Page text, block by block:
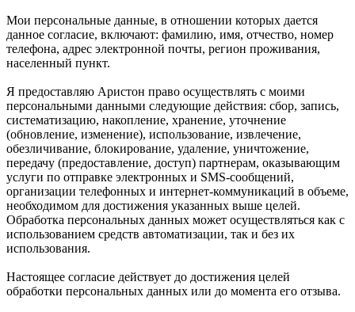
Мои персональные данные, в отношении которых дается
данное согласие, включают: фамилию, имя, отчество, номер
телефона, адрес электронной почты, регион проживания,
населенный пункт.
Я предоставляю Аристон право осуществлять с моими
персональными данными следующие действия: сбор, запись,
систематизацию, накопление, хранение, уточнение
(обновление, изменение), использование, извлечение,
обезличивание, блокирование, удаление, уничтожение,
передачу (предоставление, доступ) партнерам, оказывающим
услуги по отправке электронных и SMS‑сообщений,
организации телефонных и интернет‑коммуникаций в объеме,
необходимом для достижения указанных выше целей.
Обработка персональных данных может осуществляться как с
использованием средств автоматизации, так и без их
использования.
Настоящее согласие действует до достижения целей
обработки персональных данных или до момента его отзыва.